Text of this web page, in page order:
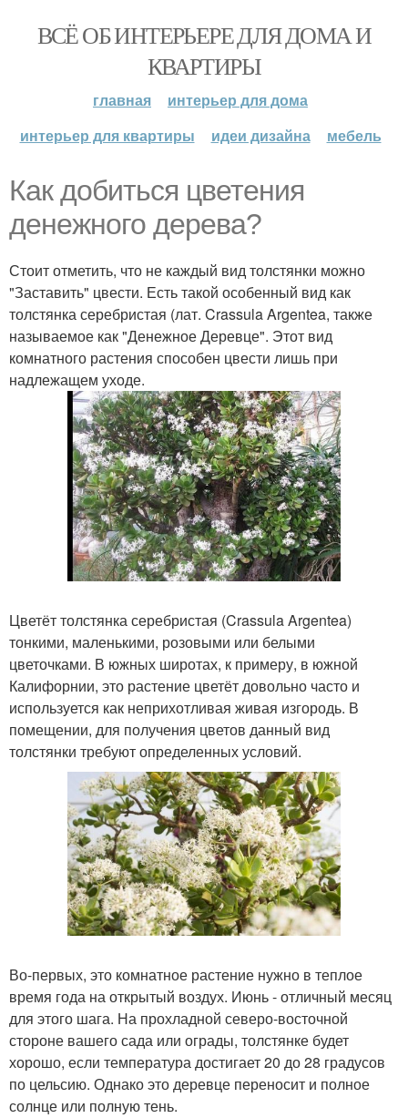
ВСЁ ОБ ИНТЕРЬЕРЕ ДЛЯ ДОМА И
КВАРТИРЫ
главная
интерьер для дома
интерьер для квартиры
идеи дизайна мебель
Как добиться цветения
денежного дерева?
Стоит отметить, что не каждый вид толстянки можно
"Заставить" цвести. Есть такой особенный вид как
толстянка серебристая (лат. Crassula Argentea, также
называемое как "Денежное Деревце". Этот вид
комнатного растения способен цвести лишь при
надлежащем уходе.
Цветёт толстянка серебристая (Crassula Argentea)
тонкими, маленькими, розовыми или белыми
цветочками. В южных широтах, к примеру, в южной
Калифорнии, это растение цветёт довольно часто и
используется как неприхотливая живая изгородь. В
помещении, для получения цветов данный вид
толстянки требуют определенных условий.
Во-первых, это комнатное растение нужно в теплое
время года на открытый воздух. Июнь - отличный месяц
для этого шага. На прохладной северо-восточной
стороне вашего сада или ограды, толстянке будет
хорошо, если температура достигает 20 до 28 градусов
по цельсию. Однако это деревце переносит и полное
солнце или полную тень.